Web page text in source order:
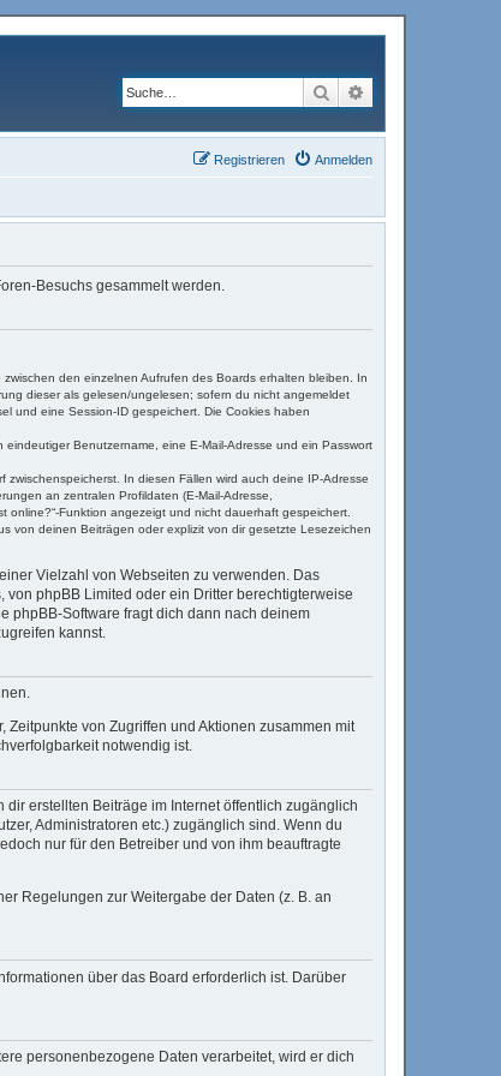
Suche
Anmelden
Registrieren
Besuchs gesammelt werden.
den einzelnen Aufrufen des Boards erhalten bleiben. In
dieser als gelesen/ungelesen; sofern du nicht angemeldet
und eine Session-ID gespeichert. Die Cookies haben
Benutzername, eine E-Mail-Adresse und ein Passwort
In diesen Fällen wird auch deine IP-Adresse
an zentralen Profildaten (E-Mail-Adresse,
online?“-Funktion angezeigt und nicht dauerhaft gespeichert.
von deinen Beiträgen oder explizit von dir gesetzte Lesezeichen
Vielzahl von Webseiten zu verwenden. Das
phpBB Limited oder ein Dritter berechtigterweise
phpBB-Software fragt dich dann nach deinem
kannst.
von Zugriffen und Aktionen zusammen mit
notwendig ist.
erstellten Beiträge im Internet öffentlich zugänglich
Administratoren etc.) zugänglich sind. Wenn du
nur für den Betreiber und von ihm beauftragte
Regelungen zur Weitergabe der Daten (z. B. an
über das Board erforderlich ist. Darüber
personenbezogene Daten verarbeitet, wird er dich